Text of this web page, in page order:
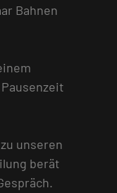
Bahnen
unseren
berät